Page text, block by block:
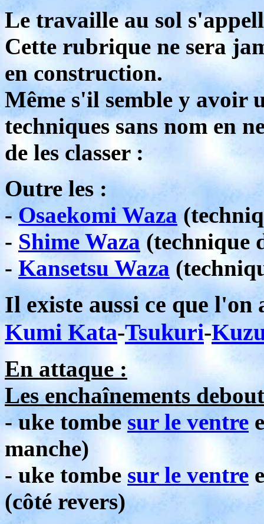
Le travaille au sol
Cette rubrique ne sera
en construction.
Même s'il semble y avoir
techniques sans nom en
de les classer :
Outre les :
-Osaekomi Waza
- Shime Waza (technique
-Kansetsu Waza
Il existe aussi ce que l'on
Kumi Kata-Tsukuri-
En attaque :
Les enchaînements
- uke tombesur le ventre
manche)
- uke tombesur le ventre
(côté revers)